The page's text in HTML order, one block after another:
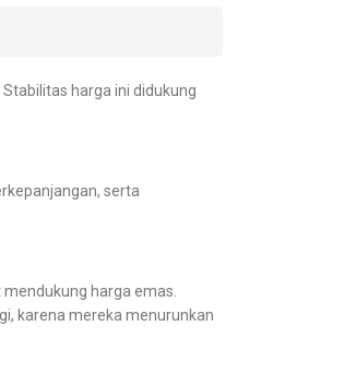
harga ini didukung
serta
harga emas.
karena mereka menurunkan